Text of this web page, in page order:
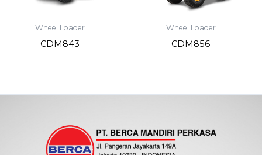
Wheel Loader
CDM843
Wheel Loader
CDM856